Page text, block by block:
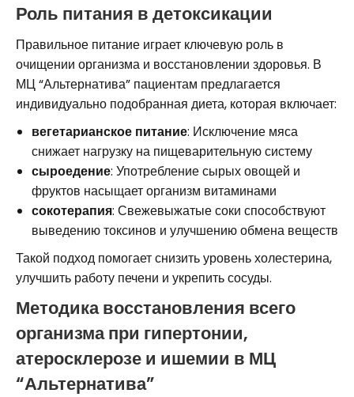
Роль питания в детоксикации
Правильное питание играет ключевую роль в
очищении организма и восстановлении здоровья. В
МЦ “Альтернатива” пациентам предлагается
индивидуально подобранная диета, которая включает:
вегетарианское питание: Исключение мяса
снижает нагрузку на пищеварительную систему
сыроедение: Употребление сырых овощей и
фруктов насыщает организм витаминами
сокотерапия: Свежевыжатые соки способствуют
выведению токсинов и улучшению обмена веществ
Такой подход помогает снизить уровень холестерина,
улучшить работу печени и укрепить сосуды.
Методика восстановления всего
организма при гипертонии,
атеросклерозе и ишемии в МЦ
“Альтернатива”